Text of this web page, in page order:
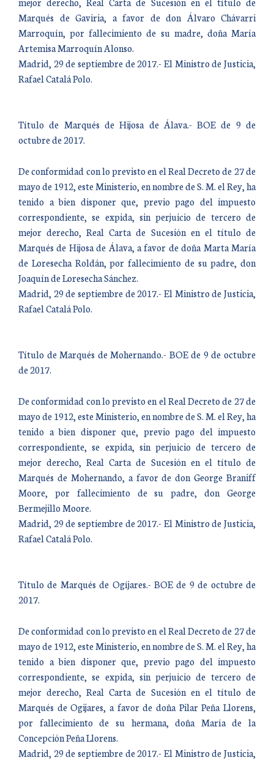
Marqués de Gaviria, a favor de don Álvaro Chávarri
Marroquín, por fallecimiento de su madre, doña María
Artemisa Marroquín Alonso.
Madrid, 29 de septiembre de 2017.- El Ministro de Justicia,
Rafael Catalá Polo.
Título de Marqués de Hijosa de Álava.- BOE de 9 de
octubre de 2017.
De conformidad con lo previsto en el Real Decreto de 27 de
mayo de 1912, este Ministerio, en nombre de S. M. el Rey, ha
tenido a bien disponer que, previo pago del impuesto
correspondiente, se expida, sin perjuicio de tercero de
mejor derecho, Real Carta de Sucesión en el título de
Marqués de Hijosa de Álava, a favor de doña Marta María
de Loresecha Roldán, por fallecimiento de su padre, don
Joaquín de Loresecha Sánchez.
Madrid, 29 de septiembre de 2017.- El Ministro de Justicia,
Rafael Catalá Polo.
Título de Marqués de Mohernando.- BOE de 9 de octubre
de 2017.
De conformidad con lo previsto en el Real Decreto de 27 de
mayo de 1912, este Ministerio, en nombre de S. M. el Rey, ha
tenido a bien disponer que, previo pago del impuesto
correspondiente, se expida, sin perjuicio de tercero de
mejor derecho, Real Carta de Sucesión en el título de
Marqués de Mohernando, a favor de don George Braniff
Moore, por fallecimiento de su padre, don George
Bermejillo Moore.
Madrid, 29 de septiembre de 2017.- El Ministro de Justicia,
Rafael Catalá Polo.
Título de Marqués de Ogíjares.- BOE de 9 de octubre de
2017.
De conformidad con lo previsto en el Real Decreto de 27 de
mayo de 1912, este Ministerio, en nombre de S. M. el Rey, ha
tenido a bien disponer que, previo pago del impuesto
correspondiente, se expida, sin perjuicio de tercero de
mejor derecho, Real Carta de Sucesión en el título de
Marqués de Ogijares, a favor de doña Pilar Peña Llorens,
por fallecimiento de su hermana, doña María de la
Concepción Peña Llorens.
Madrid, 29 de septiembre de 2017.- El Ministro de Justicia,